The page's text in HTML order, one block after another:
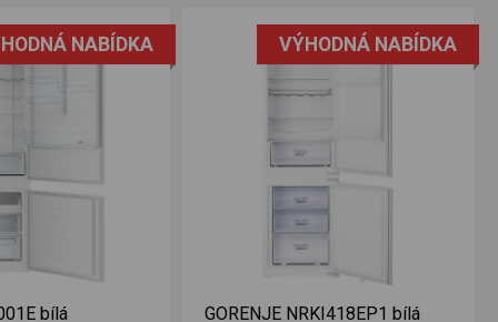
NABÍDKA
bílá
VÝHODNÁ NABÍDKA
GORENJE NRKI418EP1 bílá